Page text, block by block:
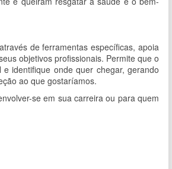
de ferramentas específicas, apoia
objetivos profissionais. Permite que o
identifique onde quer chegar, gerando
ao que gostaríamos.
se em sua carreira ou para quem